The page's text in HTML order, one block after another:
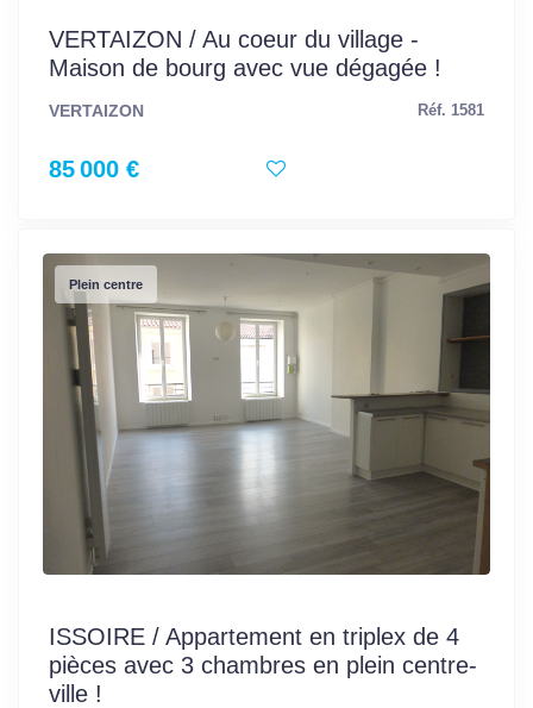
VERTAIZON / Au coeur du village -
Maison de bourg avec vue dégagée !
VERTAIZON Réf. 1581
85 000 €
Plein centre
ISSOIRE / Appartement en triplex de 4
pièces avec 3 chambres en plein centre-
ville !